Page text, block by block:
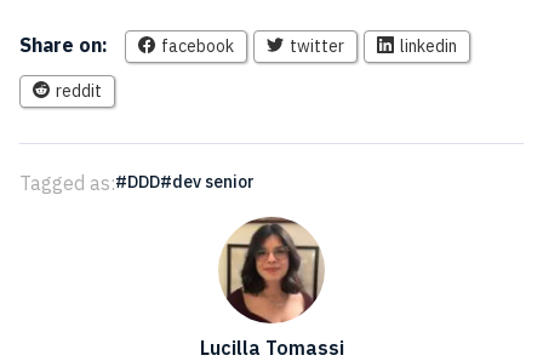
Share on: facebook twitter linkedin
reddit
Tagged as: DDD dev senior
Lucilla Tomassi